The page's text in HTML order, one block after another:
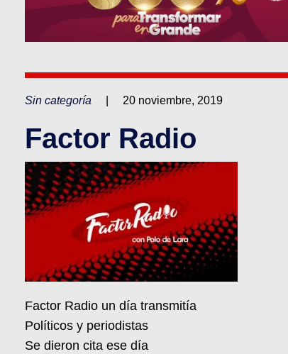
Sin categoría 20 noviembre, 2019
Factor Radio
Factor Radio un día transmitía
Políticos y periodistas
Se dieron cita ese día